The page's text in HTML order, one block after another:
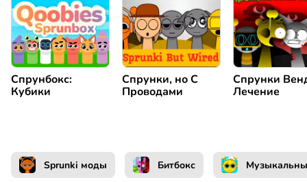
Спрунбокс:
Кубики
Спрунки, но С
Проводами
Спрунки
Лечение
Sprunki моды Битбокс